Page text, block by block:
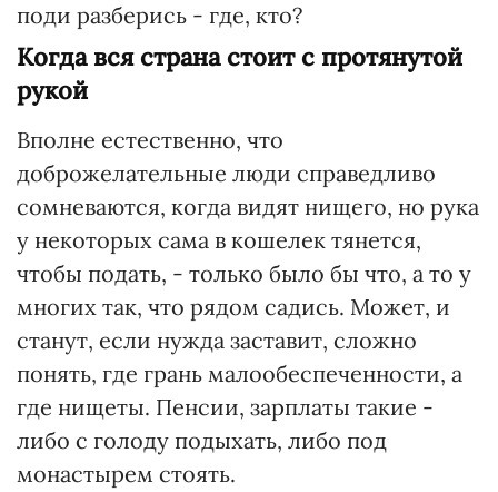
поди разберись - где, кто?
Когда вся страна стоит с протянутой
рукой
Вполне естественно, что
доброжелательные люди справедливо
сомневаются, когда видят нищего, но рука
у некоторых сама в кошелек тянется,
чтобы подать, - только было бы что, а то у
многих так, что рядом садись. Может, и
станут, если нужда заставит, сложно
понять, где грань малообеспеченности, а
где нищеты. Пенсии, зарплаты такие -
либо с голоду подыхать, либо под
монастырем стоять.